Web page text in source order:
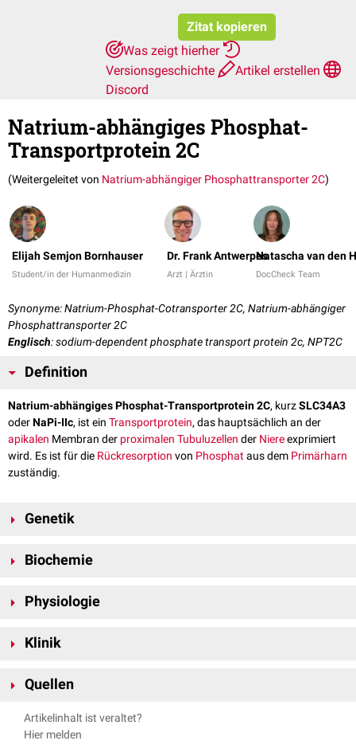
Zitat kopieren
Was zeigt hierher
Versionsgeschichte
Artikel erstellen
Discord
Natrium-abhängiges Phosphat-
Transportprotein 2C
(Weitergeleitet von Natrium-abhängiger Phosphattransporter 2C)
Elijah Semjon Bornhauser
Student/in der Humanmedizin
Dr. Frank Antwerpes
Arzt | Ärztin
Natascha van den
DocCheck Team
Synonyme: Natrium-Phosphat-Cotransporter 2C, Natrium-abhängiger
Phosphattransporter 2C
Englisch: sodium-dependent phosphate transport protein 2c, NPT2C
Definition
Natrium-abhängiges Phosphat-Transportprotein 2C, kurzSLC34A3
oderNaPi-IIc, ist ein Transportprotein, das hauptsächlich an der
apikalen Membran der proximalen Tubuluzellen der Niereexprimiert
wird. Es ist für die Rückresorption von Phosphataus dem Primärharn
zuständig.
Genetik
9q34.3 kodiert.
Biochemie
Molekülmasse von rund 64
Physiologie
im proximalen Tubulus mitverantwortlich. Er transportiert
Symport
in die Tubuluszelle. Die Abgabe der Ionen auf der basalen Seite
der Tubuluszellen in den Blutstrom erfolgt dabei wahrscheinlich passiv.
Klinik
hypophosphatämischer Rachitis mit Hyperkalziurie
Quellen
GeneCards; SLC34A3
Molekulargenetisches Labor – Zentrum für Nephrologie und
Artikelinhalt ist veraltet?
Hier melden